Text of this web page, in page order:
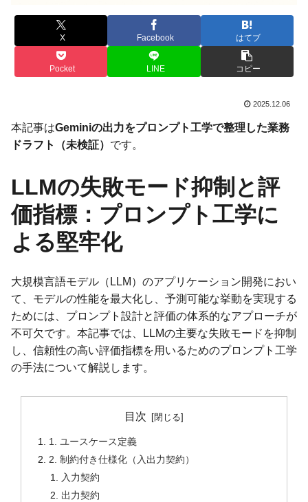
X Facebook はてブ
Pocket LINE コピー
2025.12.06
本記事はGeminiの出力をプロンプト工学で整理した業務
ドラフト（未検証） です。
LLMの失敗モード抑制と評
価指標：プロンプト工学に
よる堅牢化
大規模言語モデル（LLM）のアプリケーション開発におい
て、モデルの性能を最大化し、予測可能な挙動を実現する
ためには、プロンプト設計と評価の体系的なアプローチが
不可欠です。本記事では、LLMの主要な失敗モードを抑制
し、信頼性の高い評価指標を用いるためのプロンプト工学
の手法について解説します。
目次
1. ユースケース定義
2. 制約付き仕様化（入出力契約）
入力契約
出力契約